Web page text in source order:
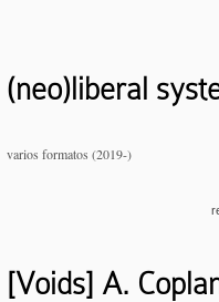
(neo)liberal
varios formatos (2019-)
[Voids] A.